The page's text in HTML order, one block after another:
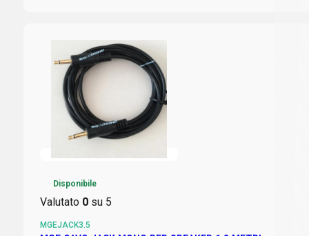
Disponibile
Valutato 0su 5
MGEJACK3.5